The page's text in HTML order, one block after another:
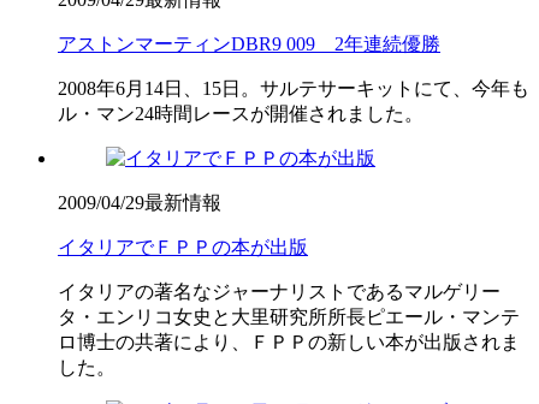
アストンマーティンDBR9 009 2年連続優勝
2008年6月14日、15日。サルテサーキットにて、今年も
ル・マン24時間レースが開催されました。
2009/04/29最新情報
イタリアでＦＰＰの本が出版
イタリアの著名なジャーナリストであるマルゲリー
タ・エンリコ女史と大里研究所所長ピエール・マンテ
ロ博士の共著により、ＦＰＰの新しい本が出版されま
した。